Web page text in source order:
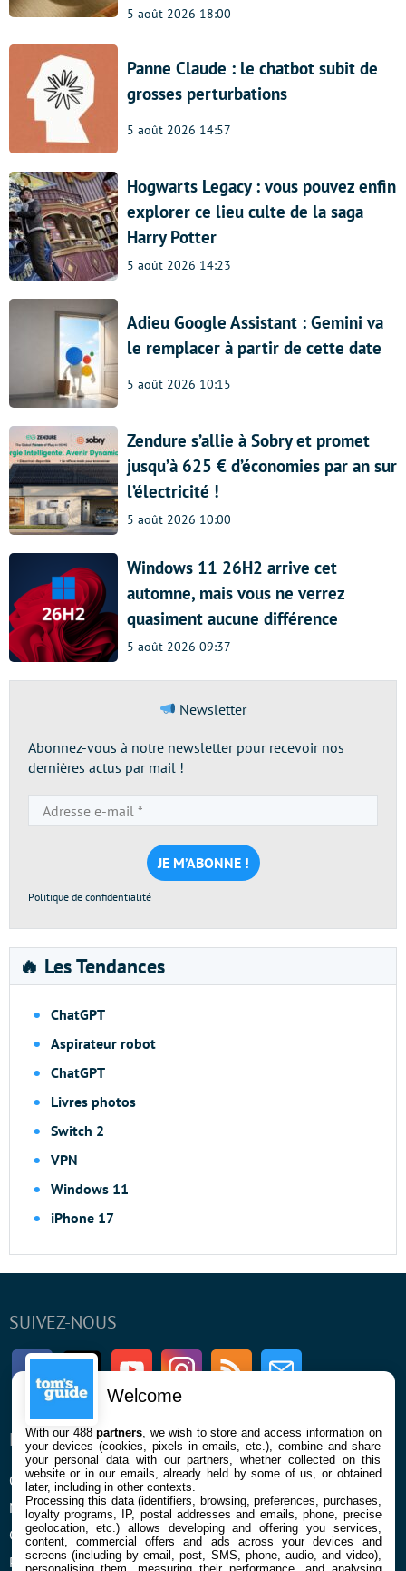
5 août 2026 18:00
Panne Claude : le chatbot subit de
grosses perturbations
5 août 2026 14:57
Hogwarts Legacy : vous pouvez enfin
explorer ce lieu culte de la saga
Harry Potter
5 août 2026 14:23
Adieu Google Assistant : Gemini va
le remplacer à partir de cette date
5 août 2026 10:15
Zendure s’allie à Sobry et promet
jusqu’à 625 € d’économies par an sur
l’électricité !
5 août 2026 10:00
Windows 11 26H2 arrive cet
automne, mais vous ne verrez
quasiment aucune différence
5 août 2026 09:37
Newsletter
Abonnez-vous à notre newsletter pour recevoir nos
dernières actus par mail !
e-
mail
*
Politique de confidentialité
🔥 Les Tendances
ChatGPT
Aspirateur robot
ChatGPT
Livres photos
Switch 2
VPN
Windows 11
iPhone 17
SUIVEZ-NOUS
FacebookTwitter Youtube InstagramRSS Newsletter
ENTREPRISE
Qui sommes nous
Mentions légales et CGU
Confidentialité et Cookies
Préférences cookies
À PROPOS
La rédaction
Contact
Welcome
With our 488partners , we wish to store and access information on
your devices (cookies, pixels in emails, etc.), combine and share
your personal data with our partners, whether collected on this
website or in our emails, already held by some of us, or obtained
later, including in other contexts.
Processing this data (identifiers, browsing, preferences, purchases,
loyalty programs, IP, postal addresses and emails, phone, precise
geolocation, etc.) allows developing and offering you services,
content, commercial offers and ads across your devices and
screens (including by email, post, SMS, phone, audio, and video),
personalising them, measuring their performance, and analysing